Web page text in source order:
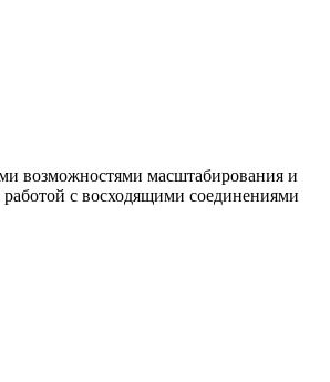
возможностями масштабирования и
с восходящими соединениями